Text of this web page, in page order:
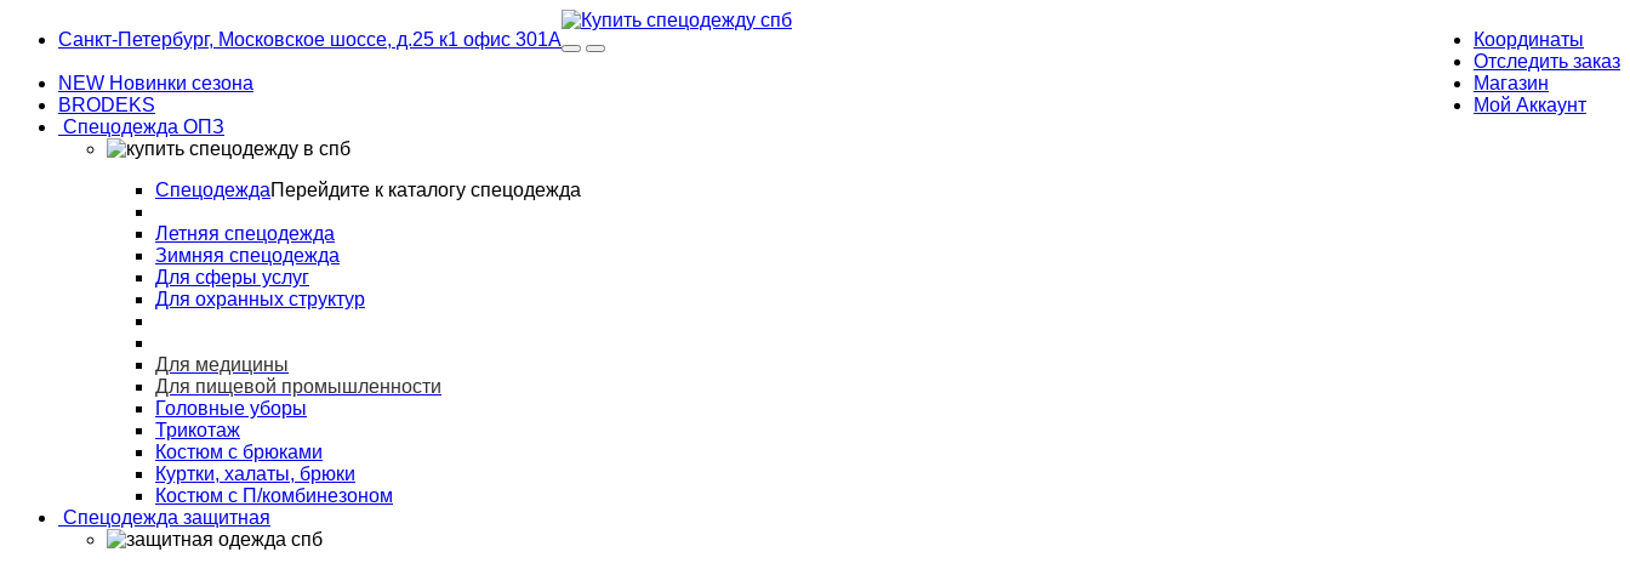
Санкт-Петербург, Московское шоссе, д.25 к1 офис 301А
Координаты
Отследить заказ
Магазин
Мой Аккаунт
NEW Новинки сезона
BRODEKS
Спецодежда ОПЗ
СпецодеждаПерейдите к каталогу спецодежда
Летняя спецодежда
Зимняя спецодежда
Для сферы услуг
Для охранных структур
Для медицины
Для пищевой промышленности
Головные уборы
Трикотаж
Костюм с брюками
Куртки, халаты, брюки
Костюм с П/комбинезоном
Спецодежда защитная